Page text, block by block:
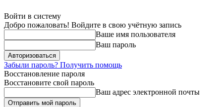
Войти в систему
Добро пожаловать! Войдите в свою учётную запись
Ваше имя пользователя
Ваш пароль
Забыли пароль? Получить помощь
Восстановление пароля
Восстановите свой пароль
Ваш адрес электронной почты